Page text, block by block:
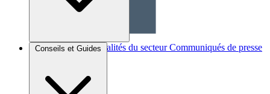
Brèves et actus Actualités du secteur Communiqués de presse
Conseils et Guides